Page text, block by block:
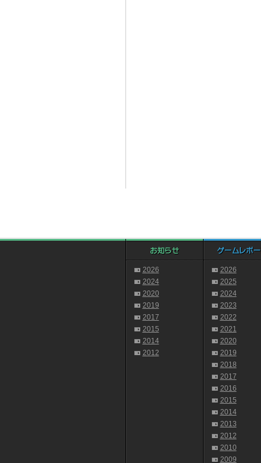
2026
2024
2020
2019
2017
2015
2014
2012
2026
2025
2024
2023
2022
2021
2020
2019
2018
2017
2016
2015
2014
2013
2012
2010
2009